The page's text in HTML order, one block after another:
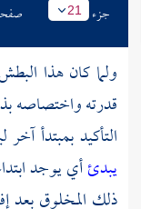
جزء 21
ولما كان هذا
قدرته واختصاصه
التأكيد بمبتدأ
يبدئأي يوجد
ذلك المخلوق بعد